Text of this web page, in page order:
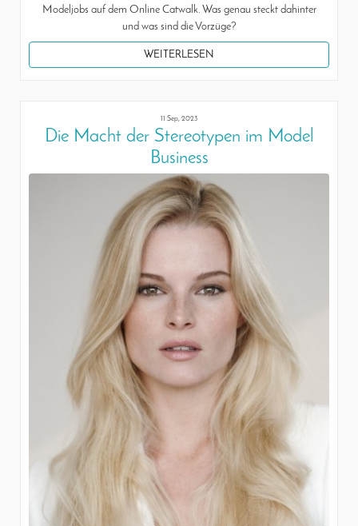
Modeljobs auf dem Online Catwalk. Was genau steckt dahinter
und was sind die Vorzüge?
WEITERLESEN
11 Sep, 2023
Die Macht der Stereotypen im Model
Business